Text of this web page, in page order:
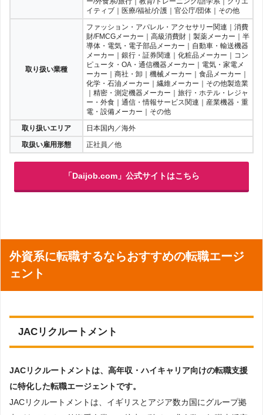
イティブ｜医療/福祉/介護｜官公庁/団体｜その他
取り扱い業種
ファッション・アパレル・アクセサリー関連｜消費
財/FMCGメーカー｜高級消費財｜製薬メーカー｜半
導体・電気・電子部品メーカー｜自動車・輸送機器
メーカー｜銀行・証券関連｜化粧品メーカー｜コン
ピュータ・OA・通信機器メーカー｜電気・家電メ
ーカー｜商社・卸｜機械メーカー｜食品メーカー｜
化学・石油メーカー｜繊維メーカー｜その他製造業
｜精密・測定機器メーカー｜旅行・ホテル・レジャ
ー・外食｜通信・情報サービス関連｜産業機器・重
電・設備メーカー｜その他
取り扱いエリア
日本国内／海外
取扱い雇用形態
正社員／他
「Daijob.com」公式サイトはこちら
外資系に転職するならおすすめの転職エージ
ェント
JACリクルートメント
JACリクルートメントは、高年収・ハイキャリア向けの転職支援
に特化した転職エージェントです。
JACリクルートメントは、イギリスとアジア数カ国にグループ拠